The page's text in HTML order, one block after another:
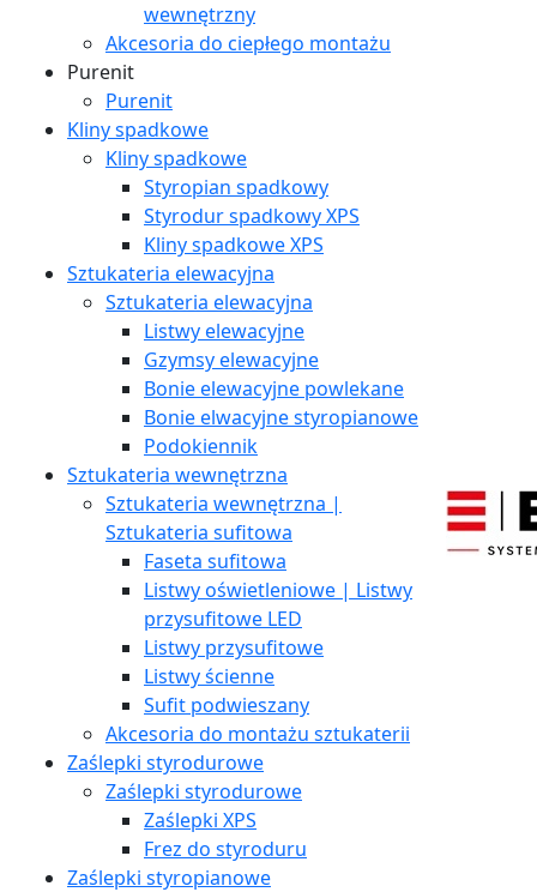
wewnętrzny
Akcesoria do ciepłego montażu
Purenit
Purenit
Kliny spadkowe
Kliny spadkowe
Styropian spadkowy
Styrodur spadkowy XPS
Kliny spadkowe XPS
Sztukateria elewacyjna
Sztukateria elewacyjna
Listwy elewacyjne
Gzymsy elewacyjne
Bonie elewacyjne powlekane
Bonie elwacyjne styropianowe
Podokiennik
Sztukateria wewnętrzna
Sztukateria wewnętrzna |
Sztukateria sufitowa
Faseta sufitowa
Listwy oświetleniowe | Listwy
przysufitowe LED
Listwy przysufitowe
Listwy ścienne
Sufit podwieszany
Akcesoria do montażu sztukaterii
Zaślepki styrodurowe
Zaślepki styrodurowe
Zaślepki XPS
Frez do styroduru
Zaślepki styropianowe